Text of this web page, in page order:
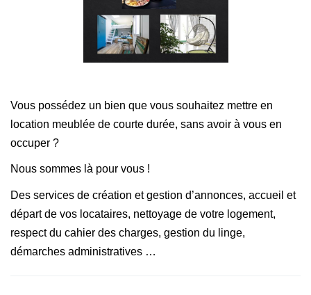
Vous possédez un bien que vous souhaitez mettre en
location meublée de courte durée, sans avoir à vous en
occuper ?
Nous sommes là pour vous !
Des services de création et gestion d’annonces, accueil et
départ de vos locataires, nettoyage de votre logement,
respect du cahier des charges, gestion du linge,
démarches administratives …